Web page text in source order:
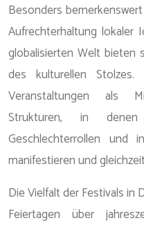
Besonders
Aufrechterhaltung lokaler
globalisierten Welt bieten
des kulturellen
Veranstaltungen als
Strukturen, in
Geschlechterrollen und
manifestieren und
Die Vielfalt der Festivals in
Feiertagen über